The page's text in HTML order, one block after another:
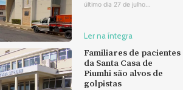
último dia 27 de julho...
Ler na íntegra
Familiares de pacientes
da Santa Casa de
Piumhi são alvos de
golpistas